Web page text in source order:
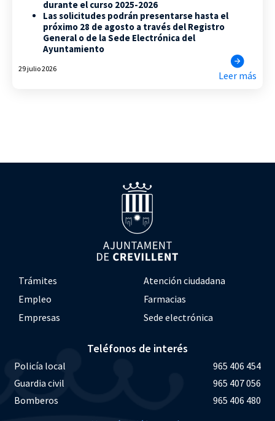
durante el curso 2025-2026
Las solicitudes podrán presentarse hasta el
próximo 28 de agosto a través del Registro
General o de la Sede Electrónica del
Ayuntamiento
29 julio 2026
Leer más
Trámites
Atención ciudadana
Empleo
Farmacias
Empresas
Sede electrónica
Teléfonos de interés
Policía local
965 406 454
Guardia civil
965 407 056
Bomberos
965 406 480